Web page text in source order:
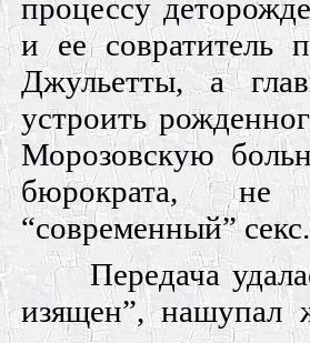
процессу
и ее совратитель
Джульетты, а
устроить
Морозовскую
бюрократа,
“современный” секс.
Передача
изящен”, нашупал